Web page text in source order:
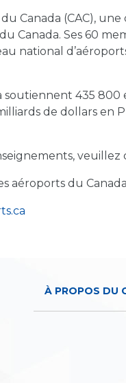
du Canada (CAC),
Canada. Ses 60
national
soutiennent 435
de dollars en
veuillez
aéroports du Canada
À PROPOS DU